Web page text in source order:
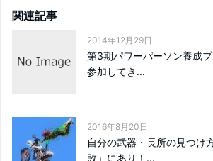
関連記事
2014年12月29日
第3期パワーパーソン養成
参加してき...
2016年8月20日
自分の武器・長所の見つけ
敗」にあり！...